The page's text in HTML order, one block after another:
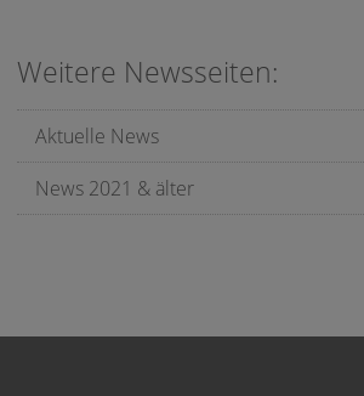
Weitere Newsseiten:
Aktuelle News
News 2021 & älter